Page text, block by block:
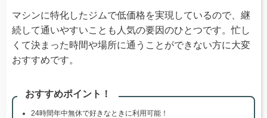
マシンに特化したジムで低価格を実現しているので、継
続して通いやすいことも人気の要因のひとつです。忙し
くて決まった時間や場所に通うことができない方に大変
おすすめです。
おすすめポイント！
24時間年中無休で好きなときに利用可能！